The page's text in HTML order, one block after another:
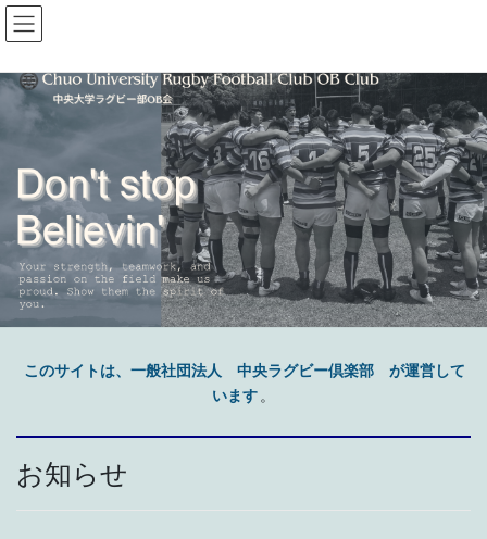
コ
ン
ン
ナ
ビ
ー
このサイトは、一般社団法人 中央ラグビー倶楽部 が運営して
います 。
お知らせ